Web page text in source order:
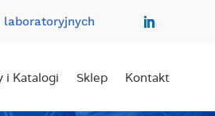
i Katalogi Sklep Kontakt